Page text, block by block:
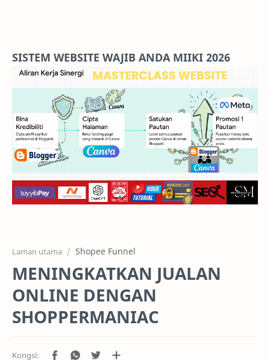
Features
Pricing
Services
RTL Mode
SISTEM WEBSITE WAJIB ANDA MIIKI 2026
Laman utama Shopee Funnel
MENINGKATKAN JUALAN
ONLINE DENGAN
SHOPPERMANIAC